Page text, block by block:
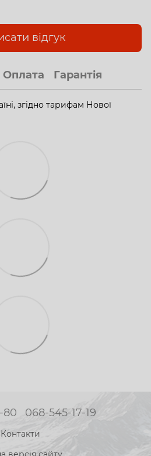
відгук
Оплата Гарантія
згідно тарифам Нової
80 068-545-17-19
Контакти